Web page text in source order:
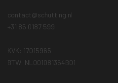
contact@schutting.nl
+31 85 0187 599
KVK: 17015965
BTW: NL001081354B01